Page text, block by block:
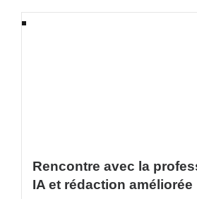
Rencontre avec la
IA et rédaction améliorée